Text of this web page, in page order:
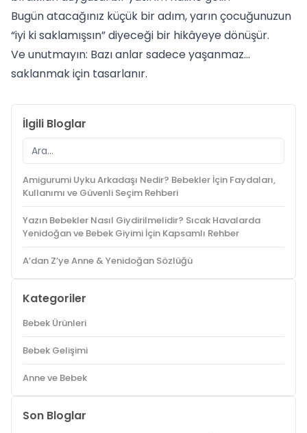
Bugün atacağınız küçük bir adım, yarın çocuğunuzun
“iyi ki saklamışsın” diyeceği bir hikâyeye dönüşür.
Ve unutmayın: Bazı anlar sadece yaşanmaz…
saklanmak için tasarlanır.
İlgili Bloglar
Amigurumi Uyku Arkadaşı Nedir? Bebekler İçin Faydaları,
Kullanımı ve Güvenli Seçim Rehberi
Yazın Bebekler Nasıl Giydirilmelidir? Sıcak Havalarda
Yenidoğan ve Bebek Giyimi İçin Kapsamlı Rehber
A’dan Z’ye Anne & Yenidoğan Sözlüğü
Kategoriler
Bebek Ürünleri
Bebek Gelişimi
Anne ve Bebek
Son Bloglar